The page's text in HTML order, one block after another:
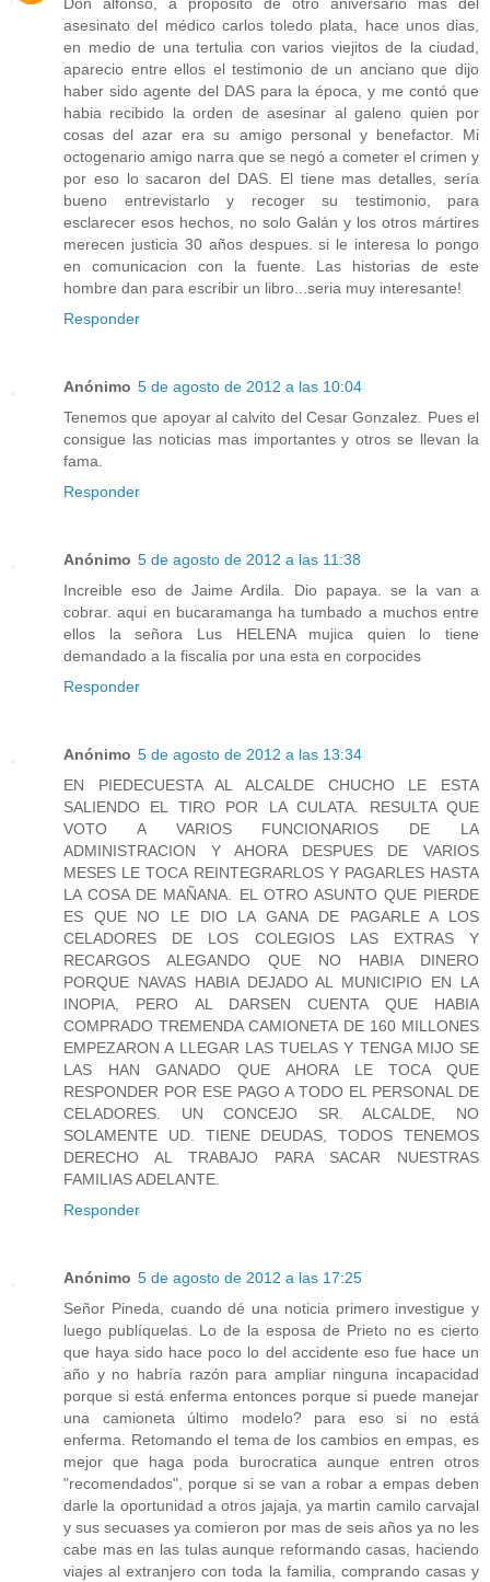
asesinato del médico carlos toledo plata, hace unos dias,
en medio de una tertulia con varios viejitos de la ciudad,
aparecio entre ellos el testimonio de un anciano que dijo
haber sido agente del DAS para la época, y me contó que
habia recibido la orden de asesinar al galeno quien por
cosas del azar era su amigo personal y benefactor. Mi
octogenario amigo narra que se negó a cometer el crimen y
por eso lo sacaron del DAS. El tiene mas detalles, sería
bueno entrevistarlo y recoger su testimonio, para
esclarecer esos hechos, no solo Galán y los otros mártires
merecen justicia 30 años despues. si le interesa lo pongo
en comunicacion con la fuente. Las historias de este
hombre dan para escribir un libro...seria muy interesante!
Responder
Anónimo 5 de agosto de 2012 a las 10:04
Tenemos que apoyar al calvito del Cesar Gonzalez. Pues el
consigue las noticias mas importantes y otros se llevan la
fama.
Responder
Anónimo 5 de agosto de 2012 a las 11:38
Increible eso de Jaime Ardila. Dio papaya. se la van a
cobrar. aqui en bucaramanga ha tumbado a muchos entre
ellos la señora Lus HELENA mujica quien lo tiene
demandado a la fiscalia por una esta en corpocides
Responder
Anónimo 5 de agosto de 2012 a las 13:34
EN PIEDECUESTA AL ALCALDE CHUCHO LE ESTA
SALIENDO EL TIRO POR LA CULATA. RESULTA QUE
VOTO A VARIOS FUNCIONARIOS DE LA
ADMINISTRACION Y AHORA DESPUES DE VARIOS
MESES LE TOCA REINTEGRARLOS Y PAGARLES HASTA
LA COSA DE MAÑANA. EL OTRO ASUNTO QUE PIERDE
ES QUE NO LE DIO LA GANA DE PAGARLE A LOS
CELADORES DE LOS COLEGIOS LAS EXTRAS Y
RECARGOS ALEGANDO QUE NO HABIA DINERO
PORQUE NAVAS HABIA DEJADO AL MUNICIPIO EN LA
INOPIA, PERO AL DARSEN CUENTA QUE HABIA
COMPRADO TREMENDA CAMIONETA DE 160 MILLONES
EMPEZARON A LLEGAR LAS TUELAS Y TENGA MIJO SE
LAS HAN GANADO QUE AHORA LE TOCA QUE
RESPONDER POR ESE PAGO A TODO EL PERSONAL DE
CELADORES. UN CONCEJO SR. ALCALDE, NO
SOLAMENTE UD. TIENE DEUDAS, TODOS TENEMOS
DERECHO AL TRABAJO PARA SACAR NUESTRAS
FAMILIAS ADELANTE.
Responder
Anónimo 5 de agosto de 2012 a las 17:25
Señor Pineda, cuando dé una noticia primero investigue y
luego publíquelas. Lo de la esposa de Prieto no es cierto
que haya sido hace poco lo del accidente eso fue hace un
año y no habría razón para ampliar ninguna incapacidad
porque si está enferma entonces porque si puede manejar
una camioneta último modelo? para eso si no está
enferma. Retomando el tema de los cambios en empas, es
mejor que haga poda burocratica aunque entren otros
"recomendados", porque si se van a robar a empas deben
darle la oportunidad a otros jajaja, ya martin camilo carvajal
y sus secuases ya comieron por mas de seis años ya no les
cabe mas en las tulas aunque reformando casas, haciendo
viajes al extranjero con toda la familia, comprando casas y